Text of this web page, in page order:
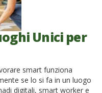
Unici per
smart funziona
se lo si fa in un luogo
digitali, smart worker e